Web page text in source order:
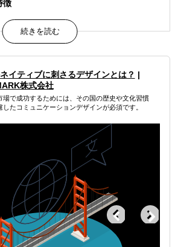
徴
とする専門家集団から直接インサイトを
倒的にリアルで実務的な優位性があるの
画立案
法を探している
ーズを知りたい
したい
イティブに刺さるデザインとは？ |
株式会社
場で成功するためには、その国の歴史や文化習慣
したコミュニケーションデザインが必須です。